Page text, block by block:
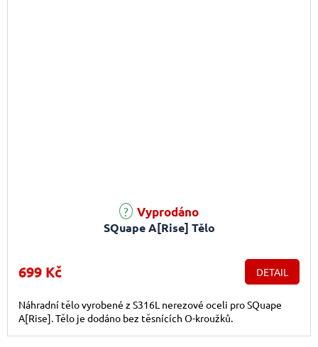
SQuape A[Rise] Tělo
Vyprodáno
699 Kč DETAIL
Náhradní tělo vyrobené z S316L nerezové oceli pro SQuape
A[Rise]. Tělo je dodáno bez těsnících O-kroužků.